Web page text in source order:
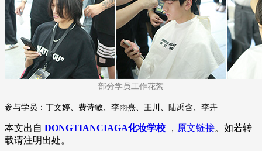
部分学员工作花絮
参与学员：丁文婷、费诗敏、李雨熹、王川、陆禹含、李卉
本文出自 DONGTIANCIAGA化妆学校 ， 原文链接。如若转
载请注明出处。